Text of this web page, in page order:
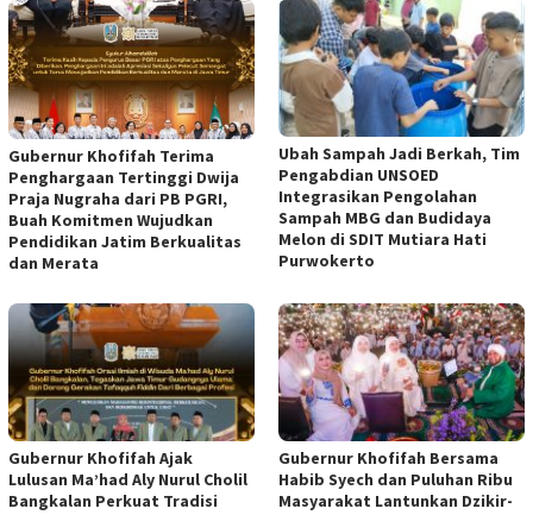
Gubernur Khofifah Terima
Penghargaan Tertinggi Dwija
Praja Nugraha dari PB PGRI,
Buah Komitmen Wujudkan
Pendidikan Jatim Berkualitas
dan Merata
Ubah Sampah Jadi Berkah, Tim
Pengabdian UNSOED
Integrasikan Pengolahan
Sampah MBG dan Budidaya
Melon di SDIT Mutiara Hati
Purwokerto
Gubernur Khofifah Ajak
Lulusan Ma’had Aly Nurul Cholil
Bangkalan Perkuat Tradisi
Gubernur Khofifah Bersama
Habib Syech dan Puluhan Ribu
Masyarakat Lantunkan Dzikir-